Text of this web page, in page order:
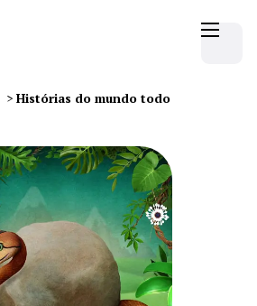
> Histórias do mundo todo